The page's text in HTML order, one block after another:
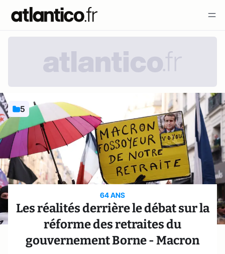
5
64 ANS
Les réalités derrière le débat sur la
réforme des retraites du
gouvernement Borne - Macron